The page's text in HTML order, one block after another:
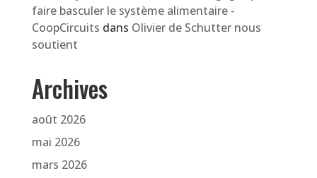
faire basculer le système alimentaire -
CoopCircuits dans Olivier de Schutter nous
soutient
Archives
août 2026
mai 2026
mars 2026